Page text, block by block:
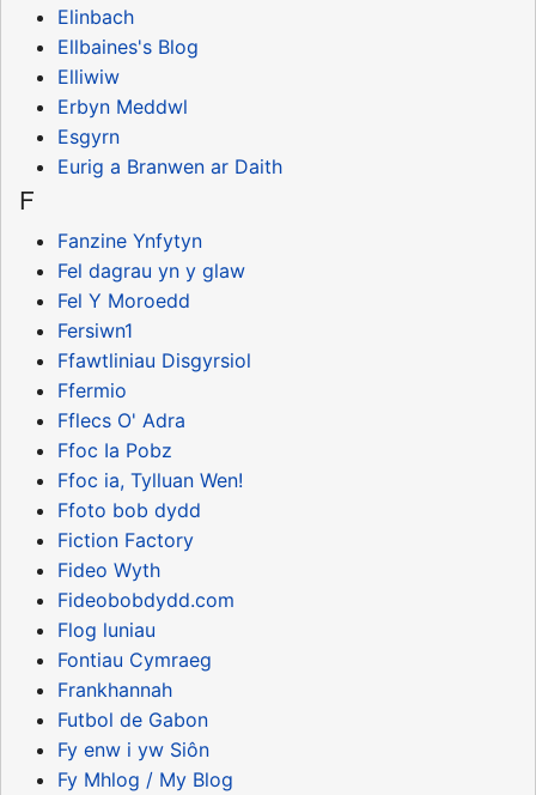
Elinbach
Ellbaines's Blog
Elliwiw
Erbyn Meddwl
Esgyrn
Eurig a Branwen ar Daith
F
Fanzine Ynfytyn
Fel dagrau yn y glaw
Fel Y Moroedd
Fersiwn1
Ffawtliniau Disgyrsiol
Ffermio
Fflecs O' Adra
Ffoc Ia Pobz
Ffoc ia, Tylluan Wen!
Ffoto bob dydd
Fiction Factory
Fideo Wyth
Fideobobdydd.com
Flog luniau
Fontiau Cymraeg
Frankhannah
Futbol de Gabon
Fy enw i yw Siôn
Fy Mhlog / My Blog